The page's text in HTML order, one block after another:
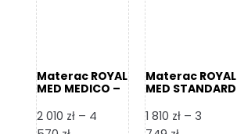
Materac ROYAL
MED MEDICO –
2 010 zł – 4
Materac ROYAL
MED STANDARD
1 810 zł – 3